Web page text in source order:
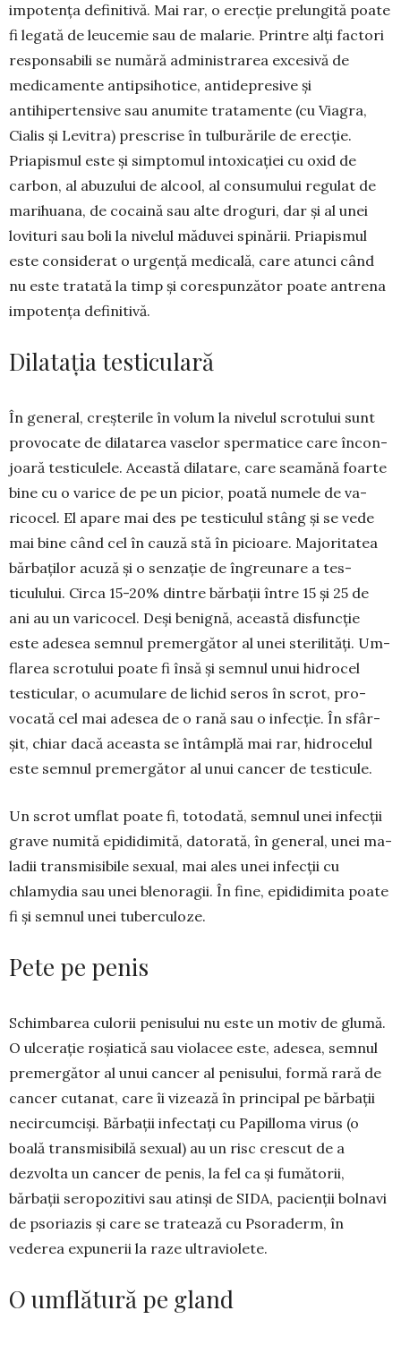
impotența de­finitivă. Mai rar, o erecție pre­lun­gită poate
fi legată de leu­cemie sau de malarie. Prin­tre alți factori
respon­sa­bili se numără ad­minis­tra­rea excesivă de
medicamente antipsihotice, anti­de­­pre­sive și
antihipertensive sau anumite trata­mente (cu Viagra,
Cialis și Levitra) prescrise în tulburările de erecție.
Priapismul este și simptomul intoxicației cu oxid de
carbon, al abuzului de alcool, al con­su­mu­lui regulat de
marihuana, de cocaină sau alte dro­guri, dar și al unei
lovituri sau boli la ni­velul mă­du­vei spinării. Priapismul
este considerat o ur­gență medicală, care atunci când
nu este tratată la timp și corespunzător poate antrena
impotența definitivă.
Dilatația testiculară
În general, creșterile în volum la nivelul scro­tului sunt
provocate de dilatarea vaselor spermatice care în­con­
joară testiculele. Această dilatare, care seamănă foar­te
bine cu o varice de pe un picior, poată numele de va­
ricocel. El apare mai des pe testiculul stâng și se vede
mai bine când cel în cauză stă în picioare. Majo­ri­tatea
bărbaților acuză și o senzație de îngreunare a tes­­
ticulului. Circa 15-20% dintre bărbații între 15 și 25 de
ani au un varicocel. Deși benignă, această dis­func­ție
este adesea semnul premergător al unei ste­ri­li­tăți. Um­
flarea scrotului poate fi însă și semnul unui hi­drocel
testicular, o acumulare de lichid seros în scrot, pro­
vocată cel mai adesea de o rană sau o infecție. În sfâr­
șit, chiar dacă aceasta se în­tâmplă mai rar, hi­drocelul
este semnul premergător al unui can­cer de tes­ticule.
Un scrot umflat poate fi, toto­dată, semnul unei in­fec­ții
grave numită epidi­dimită, da­torată, în general, unei ma­
la­dii trans­mi­sibile sexual, mai ales unei infecții cu
chlamydia sau u­nei ble­noragii. În fine, epi­di­­di­mita poate
fi și sem­nul unei tu­ber­culoze.
Pete pe penis
Schimbarea culorii penisului nu este un motiv de glumă.
O ulcerație roșiatică sau violacee este, ade­sea, semnul
premergător al unui cancer al pe­nisului, formă rară de
cancer cutanat, care îi vi­zează în principal pe bărbații
necircumciși. Bărbații infectați cu Papilloma virus (o
boală transmisibilă sexual) au un risc crescut de a
dezvolta un cancer de penis, la fel ca și fumătorii,
bărbații seropozitivi sau atinși de SIDA, pacienții bolnavi
de psoriazis și care se tratează cu Psoraderm, în
vederea expunerii la raze ultraviolete.
O umflătură pe gland